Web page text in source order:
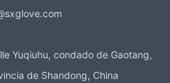
Yuqiuhu, condado de Gaotang,
de Shandong, China